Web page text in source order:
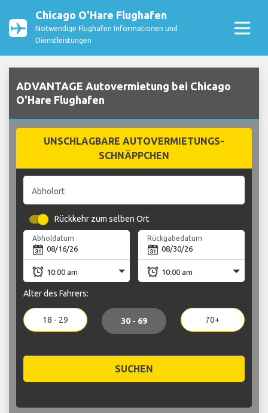
Chicago O'Hare Flughafen
Notwendige Flughafen Informationen und
Dienstleistungen
ADVANTAGE Autovermietung bei Chicago
O'Hare Flughafen
UNSCHLAGBARE AUTOVERMIETUNGS-
SCHNÄPPCHEN
Abholort
Rückkehr zum selben Ort
Abholdatum Rückgabedatum
Alter des Fahrers:
18 - 29 30 - 69 70+
SUCHEN